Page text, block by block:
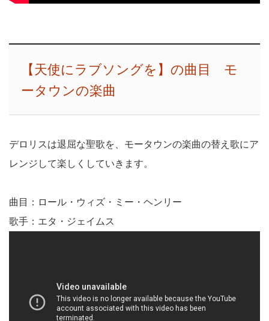
【天使にラブソングを】の曲目 モ
ータウンの楽曲
デロリスは退屈な聖歌を、モータウンの楽曲の替え歌にア
レンジして楽しくしていきます。
曲目：ロール・ウィズ・ミー・ヘンリー
歌手：エタ・ジェイムス